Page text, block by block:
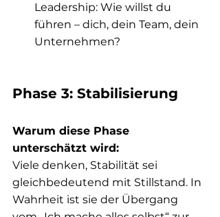
Leadership: Wie willst du
führen – dich, dein Team, dein
Unternehmen?
Phase 3: Stabilisierung
Warum diese Phase
unterschätzt wird:
Viele denken, Stabilität sei
gleichbedeutend mit Stillstand. In
Wahrheit ist sie der Übergang